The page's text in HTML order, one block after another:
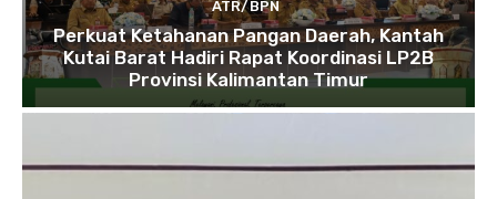
ATR/BPN
Perkuat Ketahanan Pangan Daerah, Kantah
Kutai Barat Hadiri Rapat Koordinasi LP2B
Provinsi Kalimantan Timur